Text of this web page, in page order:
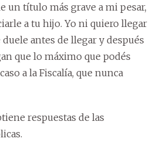
un título más grave a mi pesar,
a tu hijo. Yo ni quiero llegar
duele antes de llegar y después
que lo máximo que podés
a la Fiscalía, que nunca
respuestas de las